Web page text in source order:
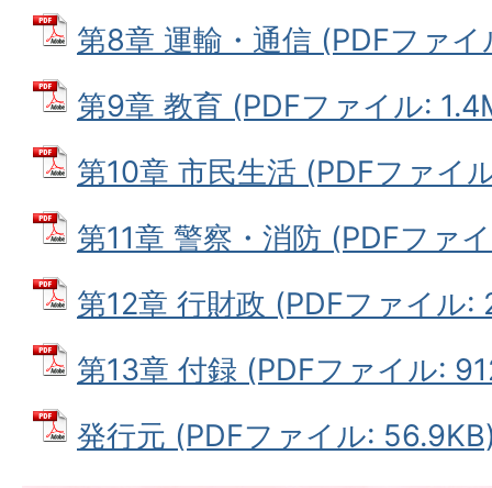
第8章 運輸・通信 (PDFファイ
第9章 教育 (PDFファイル:
第10章 市民生活 (PDFファイ
第11章 警察・消防 (PDFファ
第12章 行財政 (PDFファイル:
第13章 付録 (PDFファイル:
発行元 (PDFファイル: